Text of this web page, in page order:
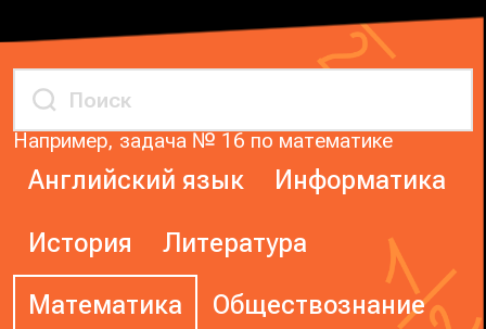
Например, задача № 16 по математике
Английский язык Информатика
История Литература
Математика Обществознание